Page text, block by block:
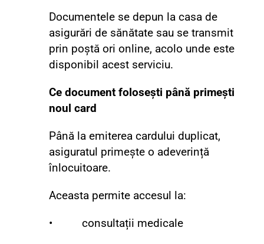
Documentele se depun la casa de
asigurări de sănătate sau se transmit
prin poștă ori online, acolo unde este
disponibil acest serviciu.
Ce document folosești până primești
noul card
Până la emiterea cardului duplicat,
asiguratul primește o adeverință
înlocuitoare.
Aceasta permite accesul la:
• consultații medicale